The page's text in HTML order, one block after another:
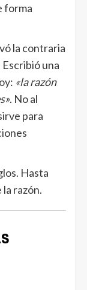
forma
la contraria
una
«la razón
. No al
para
Hasta
razón.